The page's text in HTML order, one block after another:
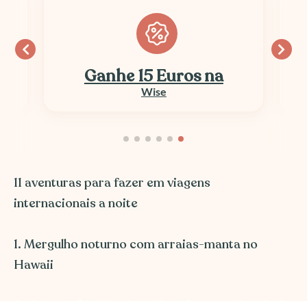
Ganhe 15 Euros na
Wise
11 aventuras para fazer em viagens
internacionais a noite
1. Mergulho noturno com arraias-manta no
Hawaii